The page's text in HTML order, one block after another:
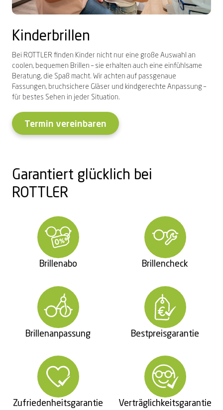
Kinderbrillen
Bei ROTTLER finden Kinder nicht nur eine große Auswahl an
coolen, bequemen Brillen – sie erhalten auch eine einfühlsame
Beratung, die Spaß macht. Wir achten auf passgenaue
Fassungen, bruchsichere Gläser und kindgerechte Anpassung –
für bestes Sehen in jeder Situation.
Termin vereinbaren
Garantiert glücklich bei
ROTTLER
Brillenabo Brillencheck
Brillenanpassung Bestpreisgarantie
Zufriedenheitsgarantie Verträglichkeitsgarantie